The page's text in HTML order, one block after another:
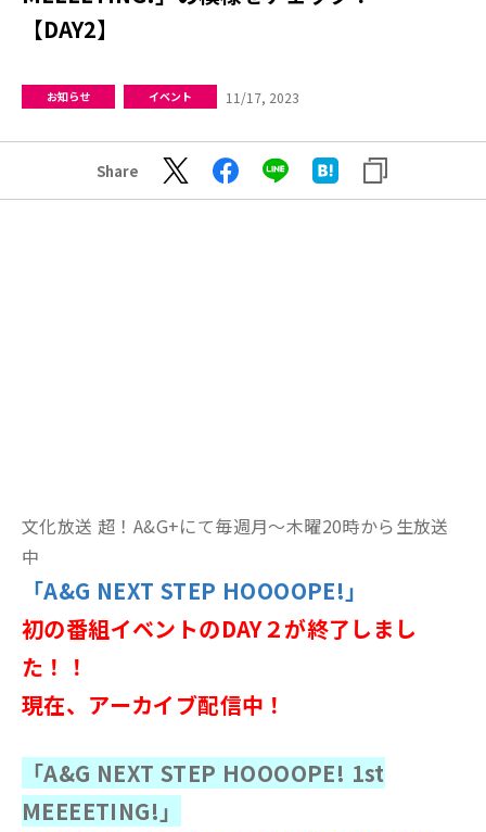
【DAY2】
お知らせ イベント 11/17, 2023
Share
文化放送 超！A&G+にて毎週月～木曜20時から生放送
中
「A&G NEXT STEP HOOOOPE!」
初の番組イベントのDAY２が終了しまし
た！！
現在、アーカイブ配信中！
「A&G NEXT STEP HOOOOPE! 1st
MEEEETING!」